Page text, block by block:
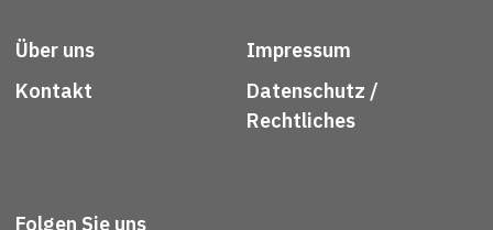
Über uns
Kontakt
Impressum
Datenschutz /
Rechtliches
Folgen Sie uns